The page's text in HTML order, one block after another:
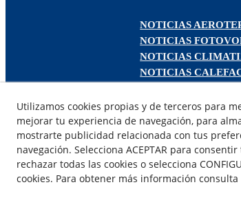
NOTICIAS
NOTICIAS
NOTICIAS
NOTICIAS
NOTICIAS
NOTICIAS ACS
Utilizamos cookies propias y de terceros para
mejorar tu experiencia de navegación, para
mostrarte publicidad relacionada con tus
navegación. Selecciona ACEPTAR para
rechazar todas las cookies o selecciona
cookies. Para obtener más información